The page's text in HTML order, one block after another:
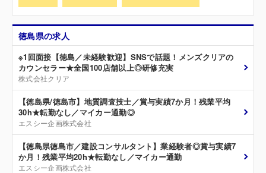
徳島県の求人
※1回面接【徳島／未経験歓迎】SNSで話題！メンズクリアの
カウンセラー★全国100店舗以上◎研修充実
株式会社クリア
【徳島県/徳島市】地質調査技士／賞与実績7か月！残業平均
30h★転勤なし／マイカー通勤◎
エスシー企画株式会社
【徳島県徳島市／建設コンサルタント】業経験者◎賞与実績7
か月！残業平均20h★転勤なし／マイカー通勤
エスシー企画株式会社